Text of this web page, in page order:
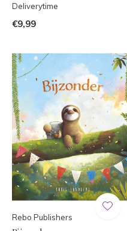
Deliverytime
€9,99
Rebo Publishers